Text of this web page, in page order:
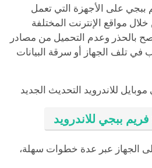
ملف 90 فريم ببجي على الأجهزة التي تعمل
مواقع الإنترنت المختلفة
بالحذر وعدم التحميل من مصادر
في تلف الجهاز أو سرقة البيانات
90 فريم على الجهاز عبر عدة خطوات سهلة،